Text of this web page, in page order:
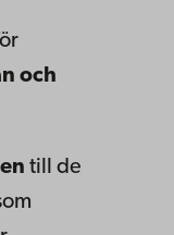
och
till de